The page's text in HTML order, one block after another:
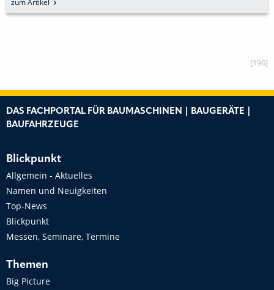
zum Artikel
[196]
DAS FACHPORTAL FÜR BAUMASCHINEN | BAUGERÄTE |
BAUFAHRZEUGE
Blickpunkt
Allgemein - Aktuelles
Namen und Neuigkeiten
Top-News
Blickpunkt
Messen, Seminare, Termine
Themen
Big Picture